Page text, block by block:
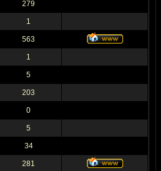
279
1
563
1
5
203
0
5
34
281